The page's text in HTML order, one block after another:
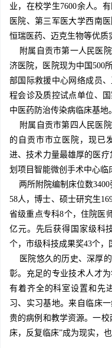
业，在校学生7600余人。
医院、第三军医大学西南
恒瑞医药、迈克生物等优质
附属自贡市第一人民医院
济医院，医院现为中国500
部国际救援中心网络成员
程会诊及质控试点单位、
中医药防治传染病临床基地。
附属自贡市第四人民医院
的自贡市市立医院，现已
进、技术力量最雄厚的医
划项目智能微创手术中心临
两所附院编制床位数3400
58人，博士、硕士研究生
省级重点专科8个，住院医
亿元。先后获得国家级科
个，市级科技成果奖43个，
医院悠久的历史、深厚的
彰。充足的专业技术人才
有着齐全的科室设置和先
习、实习基地。来自临床
贵的病例和教学资源。一
床，反复临床”成为现实，